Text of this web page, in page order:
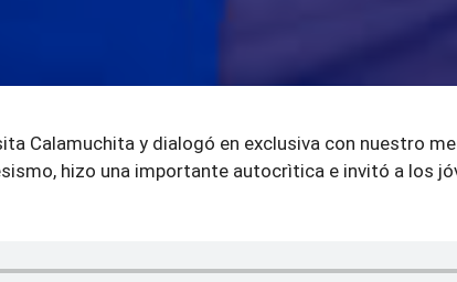
Calamuchita y dialogó en exclusiva con nuestro
hizo una importante autocrìtica e invitó a los